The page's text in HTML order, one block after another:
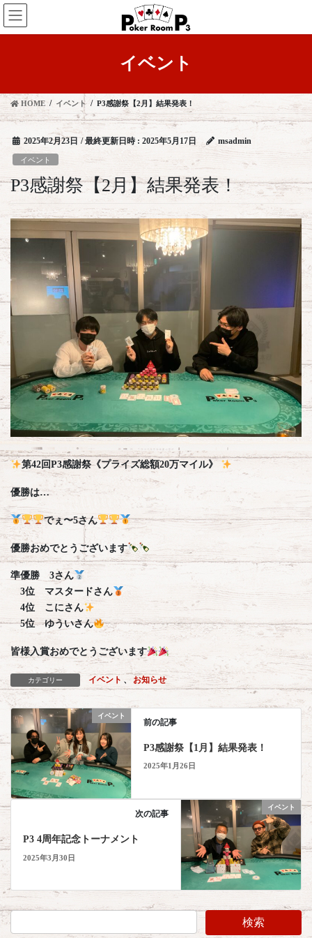
コ
ン
テ
ス
ッ
ナ
ビ
ゲ
ン
移
イベント
HOME イベント P3感謝祭【2月】結果発表！
2025年2月23日 / 最終更新日時 : 2025年5月17日 msadmin
イベント
P3感謝祭【2月】結果発表！
第42回P3感謝祭《プライズ総額20万マイル》
優勝は…
でぇ〜5さん
優勝おめでとうございます
準優勝 3さん
3位 マスタードさん
4位 こにさん
5位 ゆういさん
皆様入賞おめでとうございます
カテゴリー イベント 、 お知らせ
イベント
前の記事
P3感謝祭【1月】結果発表！
2025年1月26日
イベント
次の記事
P3 4周年記念トーナメント
2025年3月30日